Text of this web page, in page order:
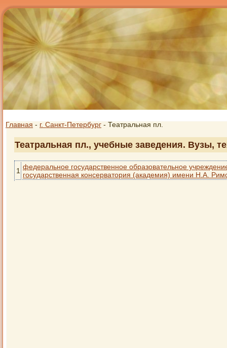
Главная - г. Санкт-Петербург - Театральная пл.
Театральная пл., учебные заведения. Вузы,
1 федеральное государственное образовательное
государственная консерватория (академия) имени Н.А.